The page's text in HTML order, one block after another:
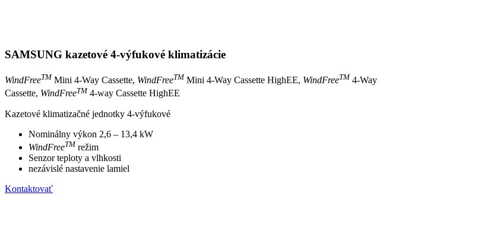
SAMSUNG kazetové 4-výfukové klimatizácie
WindFreeTM Mini 4-Way Cassette, WindFreeTM Mini 4-Way Cassette HighEE, WindFreeTM 4-Way
Cassette, WindFreeTM 4-way Cassette HighEE
Kazetové klimatizačné jednotky 4-výfukové
Nominálny výkon 2,6 – 13,4 kW
WindFreeTM režim
Senzor teploty a vlhkosti
nezávislé nastavenie lamiel
Kontaktovať